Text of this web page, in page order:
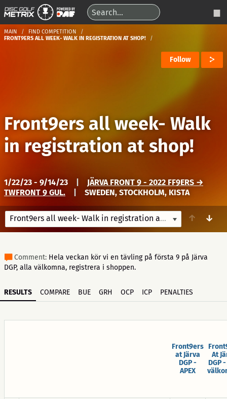
MAIN
FIND COMPETITION
FRONT9ERS ALL WEEK- WALK IN REGISTRATION AT SHOP!
Follow
Front9ers all week- Walk
in registration at shop!
1/22/23 - 9/14/23
JÄRVA FRONT 9 - 2022 FF9ERS →
TWFRONT 9 GUL.
SWEDEN, STOCKHOLM, KISTA
Front9ers all week- Walk in registration at shop! 1/22/23-
↑ ↓
Comment: Hela veckan kör vi en tävling på första 9 på Järva
DGP, alla välkomna, registrera i shoppen.
RESULTS COMPARE BUE GRH OCP ICP PENALTIES
Front9ers
at Järva
DGP -
APEX
At
DGP